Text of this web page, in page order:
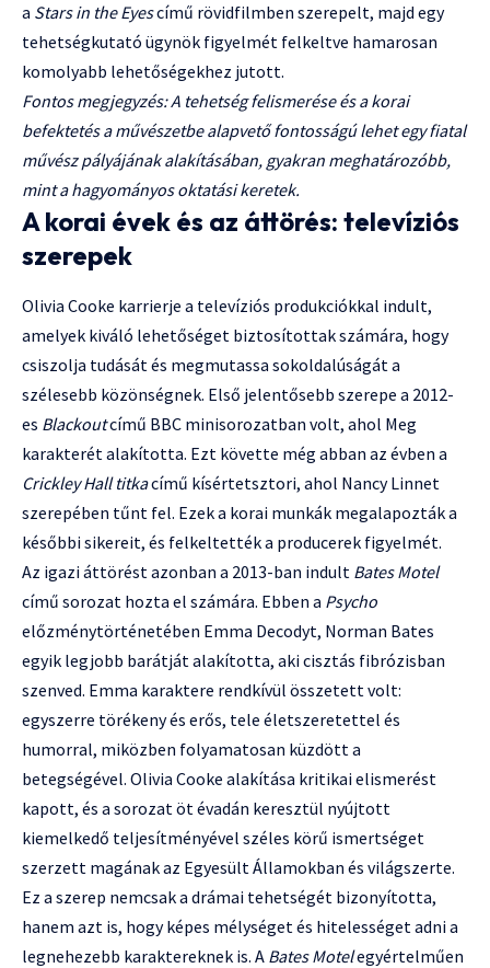
a Stars in the Eyescímű rövidfilmben szerepelt, majd egy
tehetségkutató ügynök figyelmét felkeltve hamarosan
komolyabb lehetőségekhez jutott.
Fontos megjegyzés: A tehetség felismerése és a korai
befektetés a művészetbe alapvető fontosságú lehet egy fiatal
művész pályájának alakításában, gyakran meghatározóbb,
mint a hagyományos oktatási keretek.
A korai évek és az áttörés: televíziós
szerepek
Olivia Cooke karrierje a televíziós produkciókkal indult,
amelyek kiváló lehetőséget biztosítottak számára, hogy
csiszolja tudását és megmutassa sokoldalúságát a
szélesebb közönségnek. Első jelentősebb szerepe a 2012-
es Blackoutcímű BBC minisorozatban volt, ahol Meg
karakterét alakította. Ezt követte még abban az évben a
Crickley Hall titkacímű kísértetsztori, ahol Nancy Linnet
szerepében tűnt fel. Ezek a korai munkák megalapozták a
későbbi sikereit, és felkeltették a producerek figyelmét.
Az igazi áttörést azonban a 2013-ban indult Bates Motel
című sorozat hozta el számára. Ebben a Psycho
előzménytörténetében Emma Decodyt, Norman Bates
egyik legjobb barátját alakította, aki cisztás fibrózisban
szenved. Emma karaktere rendkívül összetett volt:
egyszerre törékeny és erős, tele életszeretettel és
humorral, miközben folyamatosan küzdött a
betegségével. Olivia Cooke alakítása kritikai elismerést
kapott, és a sorozat öt évadán keresztül nyújtott
kiemelkedő teljesítményével széles körű ismertséget
szerzett magának az Egyesült Államokban és világszerte.
Ez a szerep nemcsak a drámai tehetségét bizonyította,
hanem azt is, hogy képes mélységet és hitelességet adni a
legnehezebb karaktereknek is. A Bates Motelegyértelműen